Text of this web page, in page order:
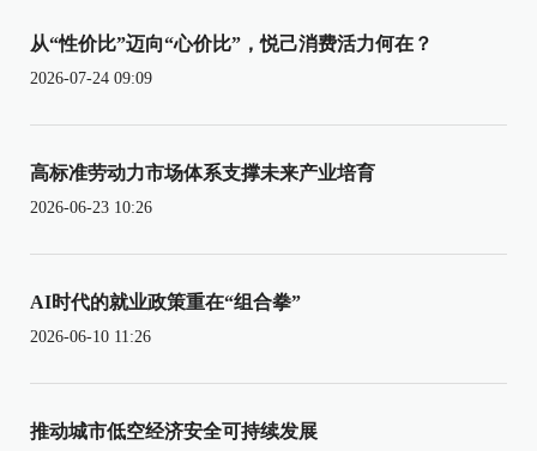
从“性价比”迈向“心价比”，悦己消费活力何在？
2026-07-24 09:09
高标准劳动力市场体系支撑未来产业培育
2026-06-23 10:26
AI时代的就业政策重在“组合拳”
2026-06-10 11:26
推动城市低空经济安全可持续发展